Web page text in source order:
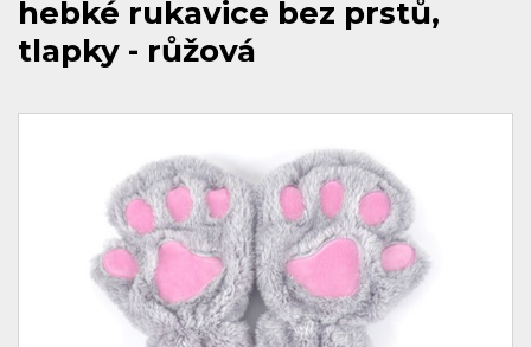
hebké rukavice bez prstů,
tlapky - růžová